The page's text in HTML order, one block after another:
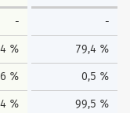
- -
% 79,4 %
% 0,5 %
% 99,5 %